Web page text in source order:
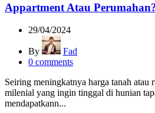
Appartment Atau
29/04/2024
By
Fad
0 comments
Seiring meningkatnya harga tanah atau
milenial yang ingin tinggal di hunian
mendapatkann...